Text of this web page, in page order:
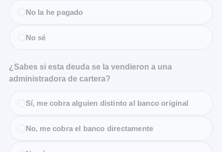
No la he pagado
No sé
¿Sabes si esta deuda se la vendieron a una
administradora de cartera?
Sí, me cobra alguien distinto al banco original
No, me cobra el banco directamente